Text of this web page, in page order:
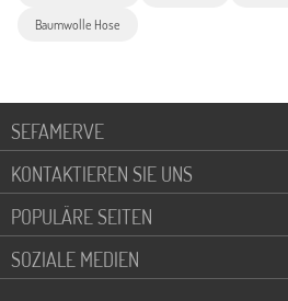
Baumwolle Hose
SEFAMERVE
KONTAKTIEREN SIE UNS
POPULÄRE SEITEN
SOZIALE MEDIEN